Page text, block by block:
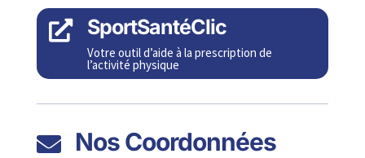
 SportSantéClic
Votre outil d’aide à la prescription de
l’activité physique
 Nos Coordonnées